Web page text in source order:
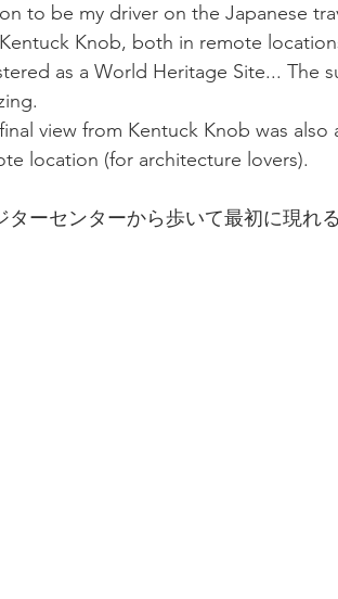
to be my driver on the Japanese
Knob, both in remote
as a World Heritage Site...
view from Kentuck Knob was
location (for architecture lovers).
ターセンターから歩いて最初に現れ